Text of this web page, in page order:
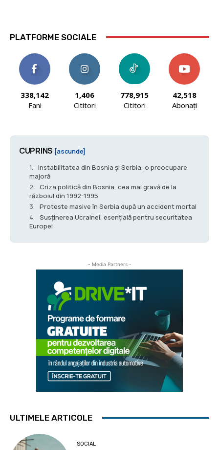
PLATFORME SOCIALE
338,142
Fani
1,406
Cititori
778,915
Cititori
42,518
Abonați
CUPRINS [ascunde]
Instabilitatea din Bosnia și Serbia, o preocupare
majoră
Criza politică din Bosnia, cea mai gravă de la
războiul din 1992-1995
Proteste masive în Serbia după un accident mortal
Susținerea Ucrainei, esențială pentru securitatea
Europei
- Media Partners -
ULTIMELE ARTICOLE
SOCIAL